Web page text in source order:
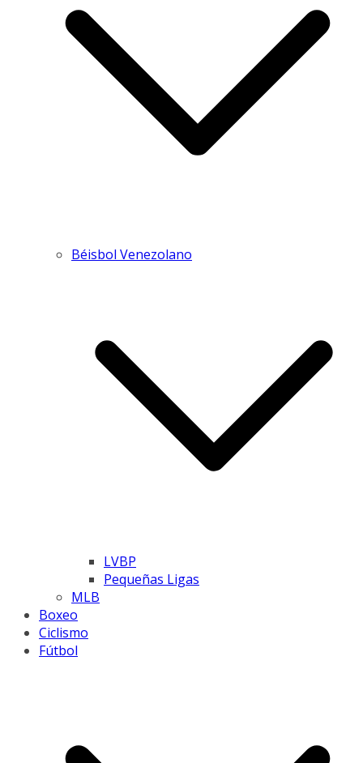
Béisbol Venezolano
LVBP
Pequeñas Ligas
MLB
Boxeo
Ciclismo
Fútbol